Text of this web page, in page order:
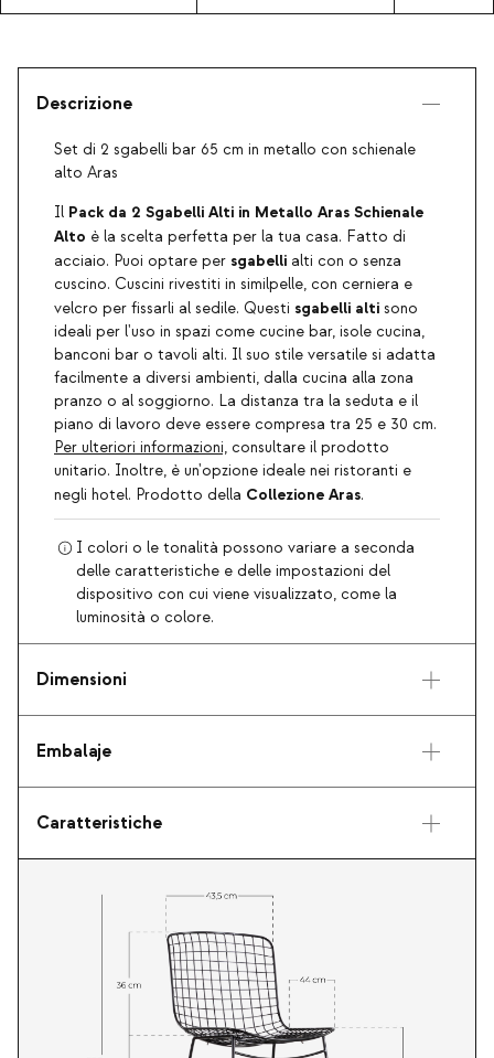
Descrizione
Set di 2 sgabelli bar 65 cm in metallo con schienale
alto Aras
Il Pack da 2 Sgabelli Alti in Metallo Aras Schienale
Alto è la scelta perfetta per la tua casa. Fatto di
acciaio. Puoi optare per sgabelli alti con o senza
cuscino. Cuscini rivestiti in similpelle, con cerniera e
velcro per fissarli al sedile. Questi sgabelli alti sono
ideali per l'uso in spazi come cucine bar, isole cucina,
banconi bar o tavoli alti. Il suo stile versatile si adatta
facilmente a diversi ambienti, dalla cucina alla zona
pranzo o al soggiorno. La distanza tra la seduta e il
piano di lavoro deve essere compresa tra 25 e 30 cm.
Per ulteriori informazioni, consultare il prodotto
unitario. Inoltre, è un'opzione ideale nei ristoranti e
negli hotel. Prodotto della Collezione Aras.
I colori o le tonalità possono variare a seconda
delle caratteristiche e delle impostazioni del
dispositivo con cui viene visualizzato, come la
luminosità o colore.
Dimensioni
Embalaje
Caratteristiche